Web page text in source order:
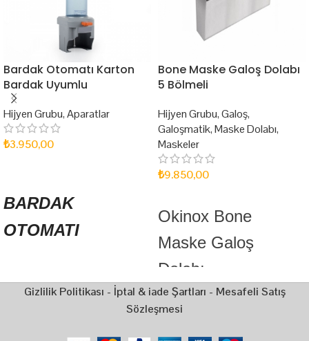
Bardak Otomatı Karton
Bardak Uyumlu
Hijyen Grubu,Aparatlar
₺3.950,00
BARDAK
OTOMATI
UYUMLU
Bone Maske Galoş Dolabı
5 Bölmeli
Hijyen Grubu,Galoş,
Galoşmatik,Maske Dolabı,
Maskeler
₺9.850,00
Okinox Bone
Maske Galoş
Dolabı
Paslanmaz Çelik
Duvara monte
Gizlilik Politikası - İptal & iade Şartları - Mesafeli Satış
Sözleşmesi